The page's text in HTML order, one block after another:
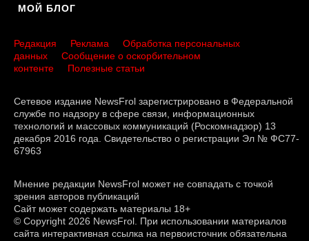
МОЙ БЛОГ
Редакция Реклама
Обработка персональных
данных
Сообщение о оскорбительном
контенте
Полезные статьи
Сетевое издание NewsFrol зарегистрировано в Федеральной
службе по надзору в сфере связи, информационных
технологий и массовых коммуникаций (Роскомнадзор) 13
декабря 2016 года. Свидетельство о регистрации Эл № ФС77-
67963
Мнение редакции NewsFrol может не совпадать с точкой
зрения авторов публикаций
Сайт может содержать материалы 18+
© Copyright 2026 NewsFrol. При использовании материалов
сайта интерактивная ссылка на первоисточник обязательна